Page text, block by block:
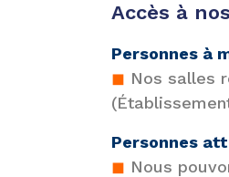
Accès à
Personnes à
◼ Nos salles
Personnes
◼ Nous